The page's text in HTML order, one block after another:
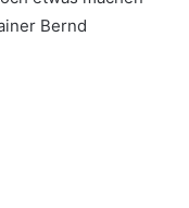
Bernd